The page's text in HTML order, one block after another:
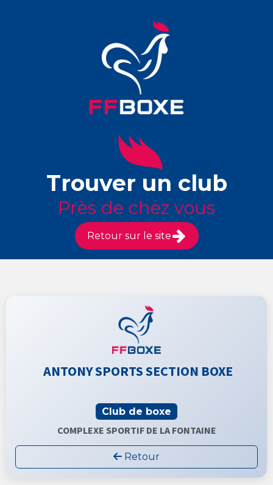
Trouver un club
Près de chez vous
Retour sur le site
ANTONY SPORTS SECTION BOXE
Club de boxe
COMPLEXE SPORTIF DE LA FONTAINE
Retour